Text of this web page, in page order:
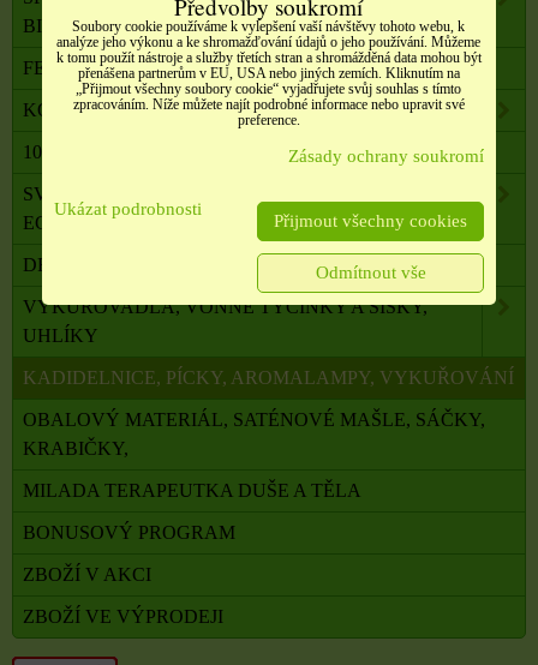
BIŽUTERIE
FENG SHUI, ORG. PYRAMIDY, LAPAČE SNŮ
KOMPONENTY K VÝROBĚ SVÍČEK, ŠPERKŮ
100 % PŘÍRODNÍ ESENCIÁLNÍ OLEJE SALOOS
SVÍČKY Z PALMOVÉHO A SÓJOVÉHO VOSKU
ECO
DRAHÉ A LÉČIVÉ KAMENY
VYKUŘOVADLA, VONNÉ TYČINKY A ŠIŠKY,
UHLÍKY
KADIDELNICE, PÍCKY, AROMALAMPY, VYKUŘOVÁNÍ
OBALOVÝ MATERIÁL, SATÉNOVÉ MAŠLE, SÁČKY,
KRABIČKY,
MILADA TERAPEUTKA DUŠE A TĚLA
BONUSOVÝ PROGRAM
ZBOŽÍ V AKCI
ZBOŽÍ VE VÝPRODEJI
Předvolby soukromí
Soubory cookie používáme k vylepšení vaší návštěvy tohoto webu, k
analýze jeho výkonu a ke shromažďování údajů o jeho používání. Můžeme
k tomu použít nástroje a služby třetích stran a shromážděná data mohou být
přenášena partnerům v EU, USA nebo jiných zemích. Kliknutím na
„Přijmout všechny soubory cookie“ vyjadřujete svůj souhlas s tímto
zpracováním. Níže můžete najít podrobné informace nebo upravit své
preference.
Zásady ochrany soukromí
Ukázat podrobnosti
Přijmout všechny cookies
Odmítnout vše